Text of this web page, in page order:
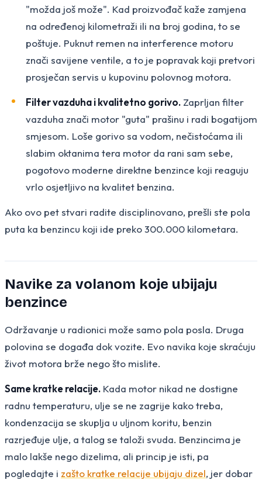
"možda još može". Kad proizvođač kaže zamjena
na određenoj kilometraži ili na broj godina, to se
poštuje. Puknut remen na interference motoru
znači savijene ventile, a to je popravak koji pretvori
prosječan servis u kupovinu polovnog motora.
Filter vazduha i kvalitetno gorivo. Zaprljan filter
vazduha znači motor "guta" prašinu i radi bogatijom
smjesom. Loše gorivo sa vodom, nečistoćama ili
slabim oktanima tera motor da rani sam sebe,
pogotovo moderne direktne benzince koji reaguju
vrlo osjetljivo na kvalitet benzina.
Ako ovo pet stvari radite disciplinovano, prešli ste pola
puta ka benzincu koji ide preko 300.000 kilometara.
Navike za volanom koje ubijaju
benzince
Održavanje u radionici može samo pola posla. Druga
polovina se događa dok vozite. Evo navika koje skraćuju
život motora brže nego što mislite.
Same kratke relacije. Kada motor nikad ne dostigne
radnu temperaturu, ulje se ne zagrije kako treba,
kondenzacija se skuplja u uljnom koritu, benzin
razrjeđuje ulje, a talog se taloži svuda. Benzincima je
malo lakše nego dizelima, ali princip je isti, pa
pogledajte i zašto kratke relacije ubijaju dizel, jer dobar